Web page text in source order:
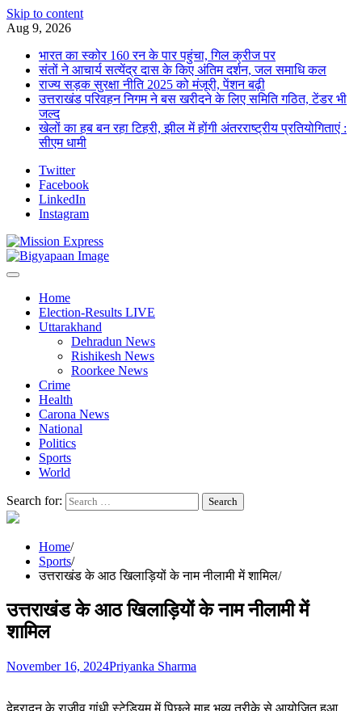
Skip to content
Aug 9, 2026
भारत का स्कोर 160 रन के पार पहुंचा, गिल क्रीज पर
संतों ने आचार्य सत्येंद्र दास के किए अंतिम दर्शन, जल समाधि कल
राज्य सड़क सुरक्षा नीति 2025 को मंजूरी, पेंशन बढ़ी
उत्तराखंड परिवहन निगम ने बस खरीदने के लिए समिति गठित, टेंडर भी
जल्द
खेलों का हब बन रहा टिहरी, झील में होंगी अंतरराष्ट्रीय प्रतियोगिताएं :
सीएम धामी
Twitter
Facebook
LinkedIn
Instagram
Home
Election-Results LIVE
Uttarakhand
Dehradun News
Rishikesh News
Roorkee News
Crime
Health
Carona News
National
Politics
Sports
World
Search for:
Home
Sports
उत्तराखंड के आठ खिलाड़ियों के नाम नीलामी में शामिल
उत्तराखंड के आठ खिलाड़ियों के नाम नीलामी में
शामिल
November 16, 2024Priyanka Sharma
देहरादून के राजीव गांधी स्टेडियम में पिछले माह भव्य तरीके से आयोजित हुआ